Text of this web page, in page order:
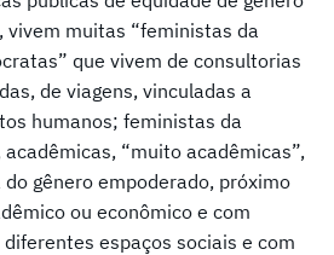
vivem muitas “feministas da
que vivem de consultorias
de viagens, vinculadas a
humanos; feministas da
“muito acadêmicas”,
gênero empoderado, próximo
ou econômico e com
espaços sociais e com